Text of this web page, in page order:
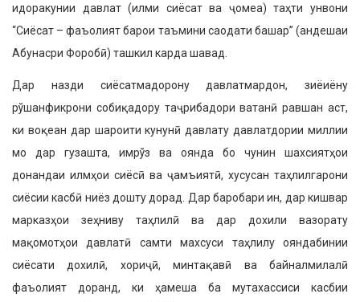
идоракунии давлат (илми сиёсат ва ҷомеа) таҳти унвони
“Сиёсат – фаъолият барои таъмини саодати башар” (андешаи
Абунасри Форобӣ) ташкил карда шавад.
Дар назди сиёсатмадорону давлатмардон, зиёиёну
рўшанфикрони собиқадору таҷрибадори ватанӣ равшан аст,
ки воқеан дар шароити кунунӣ давлату давлатдории миллии
мо дар гузашта, имрўз ва оянда бо чунин шахсиятҳои
донандаи илмҳои сиёсӣ ва ҷамъиятӣ, хусусан таҳлилгарони
сиёсии касбӣ ниёз дошту дорад. Дар баробари ин, дар кишвар
марказҳои зеҳниву таҳлилӣ ва дар дохили вазорату
мақомотҳои давлатӣ самти махсуси таҳлилу ояндабинии
сиёсати дохилӣ, хориҷӣ, минтақавӣ ва байналмилалӣ
фаъолият доранд, ки ҳамеша ба мутахассиси касбии